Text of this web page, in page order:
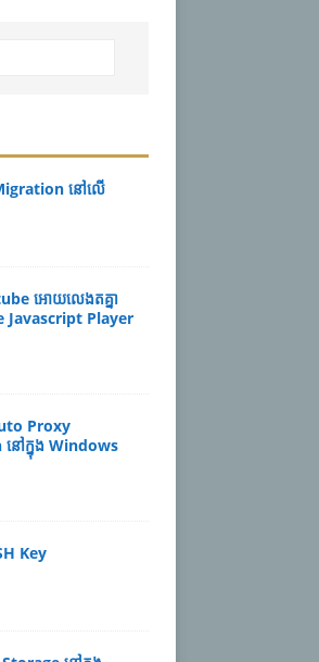
នៅលើ
អោយ​លេងតគ្នា
Javascript Player
Proxy
ៅក្នុង​ Windows
Key